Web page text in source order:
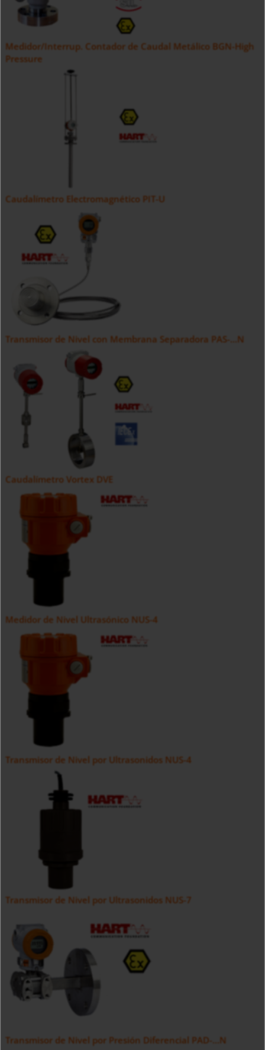
Medidor/Interrup. Contador de Caudal Metálico BGN-High
Pressure
Caudalímetro Electromagnético PIT-U
Transmisor de Nivel con Membrana Separadora PAS-...N
Caudalímetro Vortex DVE
Medidor de Nivel Ultrasónico NUS-4
Transmisor de Nivel por Ultrasonidos NUS-4
Transmisor de Nivel por Ultrasonidos NUS-7
Transmisor de Nivel por Presión Diferencial PAD-...N